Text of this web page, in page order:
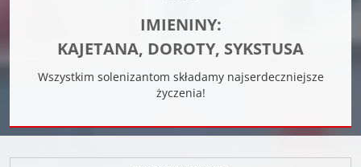
IMIENINY:
KAJETANA, DOROTY, SYKSTUSA
Wszystkim solenizantom składamy najserdeczniejsze
życzenia!